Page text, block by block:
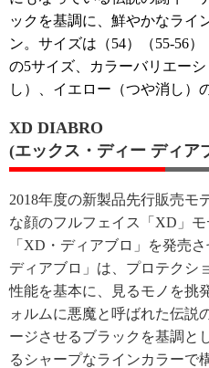
ックを基調に、鮮やかなライ
ン。サイズは（54）（55-56）
の5サイズ、カラーバリエー
し）、イエロー（つや消し）
XD DIABRO
(エックス・ディー ディア
2018年度の新製品先行販売モ
な顔のフルフェイス「XD」
「XD・ディアブロ」を発売
ディアブロ」は、プロテクシ
性能を基本に、見るモノを挑
ォルムに悪魔と呼ばれた伝説
ージさせるブラックを基調と
るシャープなラインカラーで